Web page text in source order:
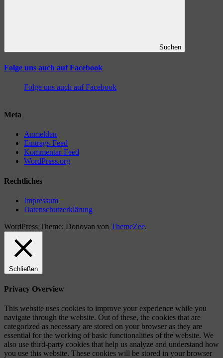
Suchen
Folge uns auch auf Facebook
Folge uns auch auf Facebook
Meta
Anmelden
Eintrags-Feed
Kommentar-Feed
WordPress.org
Rechtliches
Impressum
Datenschutzerklärung
WordPress Theme: Donovan von ThemeZee.
Schließen
Privacy Overview
This website uses cookies to improve your experience while you
navigate through the website. Out of these, the cookies that are
categorized as necessary are stored on your browser as they are
essential for the working of basic functionalities of the website. We
also use third-party cookies that help us analyze and understand how
you use this website. These cookies will be stored in your browser